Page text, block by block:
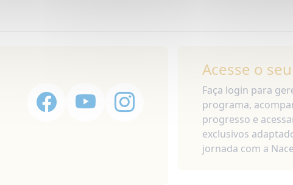
Acesse o
Faça login para
programa,
progresso e
exclusivos
jornada com a